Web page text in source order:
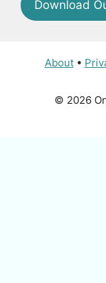
Download
About•
© 2026